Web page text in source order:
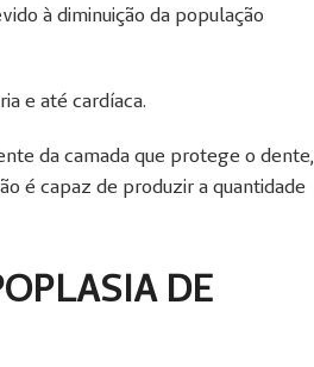
à diminuição da população
e até cardíaca.
da camada que protege o dente,
é capaz de produzir a quantidade
DE